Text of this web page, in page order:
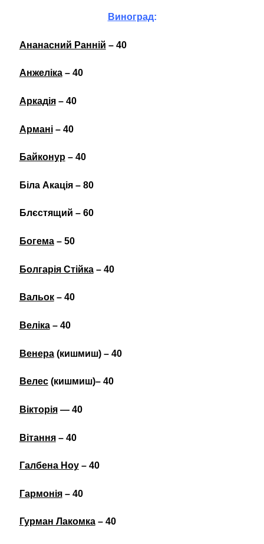
Виноград:
Ананасний Ранній – 40
Анжеліка– 40
Аркадія– 40
Армані– 40
Байконур– 40
Біла Акація – 80
Блєстящий – 60
Богема– 50
Болгарія Стійка– 40
Вальок– 40
Веліка– 40
Венера(кишмиш) – 40
Велес(кишмиш)– 40
Вікторія— 40
Вітання– 40
Галбена Ноу– 40
Гармонія– 40
Гурман Лакомка– 40